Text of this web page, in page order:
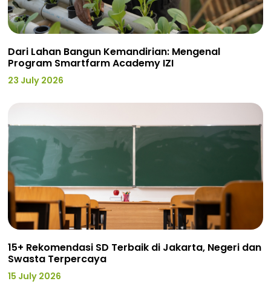
Dari Lahan Bangun Kemandirian: Mengenal
Program Smartfarm Academy IZI
23 July 2026
15+ Rekomendasi SD Terbaik di Jakarta, Negeri dan
Swasta Terpercaya
15 July 2026